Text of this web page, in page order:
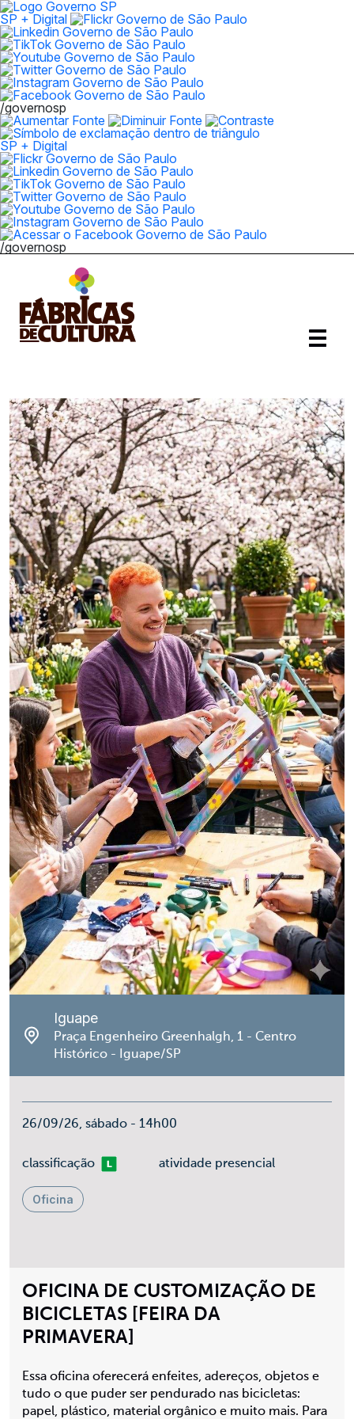
SP + Digital
/governosp
SP + Digital
/governosp
OFICINA DE CUSTOMIZAÇÃO DE
BICICLETAS [FEIRA DA
PRIMAVERA]
Essa oficina oferecerá enfeites, adereços, objetos e
tudo o que puder ser pendurado nas bicicletas:
papel, plástico, material orgânico e muito mais. Para
Iguape
Praça Engenheiro Greenhalgh, 1 - Centro
Histórico - Iguape/SP
26/09/26, sábado - 14h00
classificaçãoLivre atividade presencial
Oficina